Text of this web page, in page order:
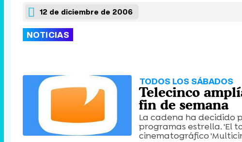
12 de diciembre de 2006
NOTICIAS
TODOS LOS SÁBADOS
Telecinco
fin de semana
La cadena ha decidido
programas estrella. 'El
cinematográfico